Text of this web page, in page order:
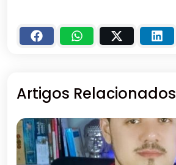
Artigos Relacionados